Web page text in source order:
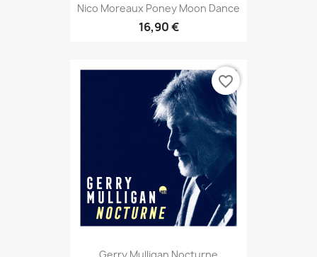
Nico Moreaux Poney Moon Dance
16,90 €
favorite_border